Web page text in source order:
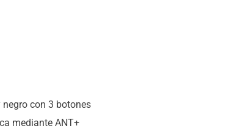
negro con 3 botones
mediante ANT+